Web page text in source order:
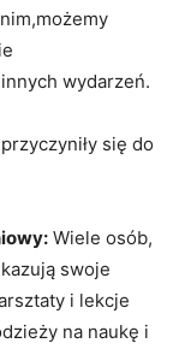
wydarzeń.
się do
Wiele osób,
swoje
i lekcje
na naukę i